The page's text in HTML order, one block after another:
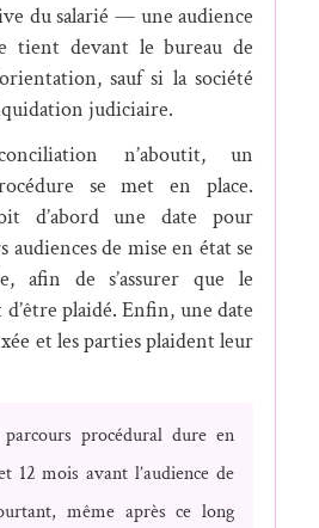
du salarié — une audience
tient devant le bureau de
sauf si la société
judiciaire.
conciliation n’aboutit, un
se met en place.
d’abord une date pour
audiences de mise en état se
afin de s’assurer que le
plaidé. Enfin, une date
et les parties plaident leur
procédural dure en
12 mois avant l’audience de
même après ce long